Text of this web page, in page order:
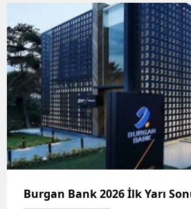
Burgan Bank 2026 İlk Yarı